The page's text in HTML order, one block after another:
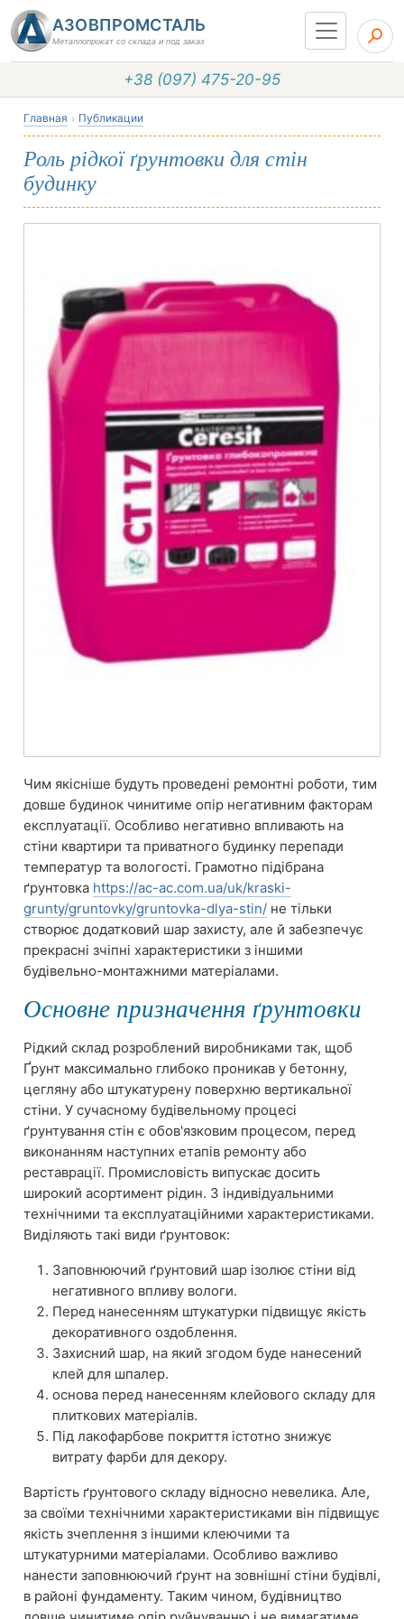
АЗОВПРОМСТАЛЬ
Металлопрокат со склада и под заказ
+38 (097) 475-20-95
Главная Публикации
Роль рідкої ґрунтовки для стін
будинку
Чим якісніше будуть проведені ремонтні роботи, тим
довше будинок чинитиме опір негативним факторам
експлуатації. Особливо негативно впливають на
стіни квартири та приватного будинку перепади
температур та вологості. Грамотно підібрана
ґрунтовка https://ac-ac.com.ua/uk/kraski-
grunty/gruntovky/gruntovka-dlya-stin/ не тільки
створює додатковий шар захисту, але й забезпечує
прекрасні зчіпні характеристики з іншими
будівельно-монтажними матеріалами.
Основне призначення ґрунтовки
Рідкий склад розроблений виробниками так, щоб
Ґрунт максимально глибоко проникав у бетонну,
цегляну або штукатурену поверхню вертикальної
стіни. У сучасному будівельному процесі
ґрунтування стін є обов'язковим процесом, перед
виконанням наступних етапів ремонту або
реставрації. Промисловість випускає досить
широкий асортимент рідин. З індивідуальними
технічними та експлуатаційними характеристиками.
Виділяють такі види ґрунтовок:
Заповнюючий ґрунтовий шар ізолює стіни від
негативного впливу вологи.
Перед нанесенням штукатурки підвищує якість
декоративного оздоблення.
Захисний шар, на який згодом буде нанесений
клей для шпалер.
основа перед нанесенням клейового складу для
плиткових матеріалів.
Під лакофарбове покриття істотно знижує
витрату фарби для декору.
Вартість ґрунтового складу відносно невелика. Але,
за своїми технічними характеристиками він підвищує
якість зчеплення з іншими клеючими та
штукатурними матеріалами. Особливо важливо
нанести заповнюючий ґрунт на зовнішні стіни будівлі,
в районі фундаменту. Таким чином, будівництво